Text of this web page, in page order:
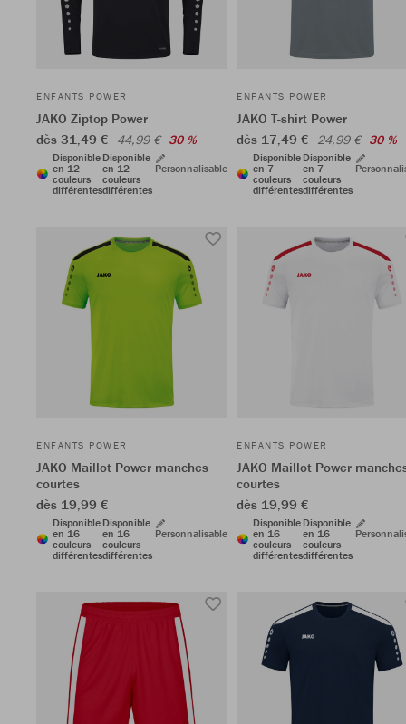
ENFANTS POWER
JAKO Ziptop Power
dès 31,49 € 44,99 € 30 %
Disponible
en 12
couleurs
différentes
Disponible
en 12
couleurs
différentes
Personnalisable
ENFANTS POWER
JAKO T-shirt Power
dès 17,49 € 24,99 € 30 %
Disponible
en 7
couleurs
différentes
Disponible
en 7
couleurs
différentes
ENFANTS POWER
JAKO Maillot Power manches
courtes
dès 19,99 €
Disponible
en 16
couleurs
différentes
Disponible
en 16
couleurs
différentes
Personnalisable
ENFANTS POWER
JAKO Maillot Power
courtes
dès 19,99 €
Disponible
en 16
couleurs
différentes
Disponible
en 16
couleurs
différentes